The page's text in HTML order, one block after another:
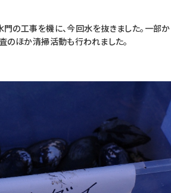
の工事を機に、今回水を抜きました。一部か
のほか清掃活動も行われました。